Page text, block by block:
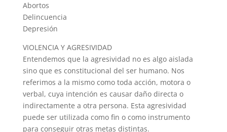
Abortos
Delincuencia
Depresión
VIOLENCIA Y AGRESIVIDAD
Entendemos que la agresividad no es algo aislada
sino que es constitucional del ser humano. Nos
referimos a la mismo como toda acción, motora o
verbal, cuya intención es causar daño directa o
indirectamente a otra persona. Esta agresividad
puede ser utilizada como fin o como instrumento
para conseguir otras metas distintas.